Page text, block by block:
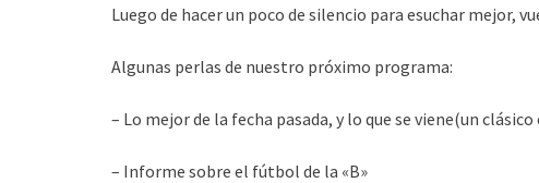
Luego de hacer un poco de silencio para esuchar mejor,
Algunas perlas de nuestro próximo programa:
– Lo mejor de la fecha pasada, y lo que se viene(un clásico
– Informe sobre el fútbol de la «B»